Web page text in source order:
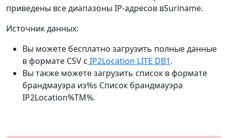
приведены все диапазоны IP-адресов вSuriname.
Источник данных:
Вы можете бесплатно загрузить полные данные
в формате CSV с IP2Location LITE DB1.
Вы также можете загрузить список в формате
брандмауэра из%s Список брандмауэра
IP2Location%TM%.